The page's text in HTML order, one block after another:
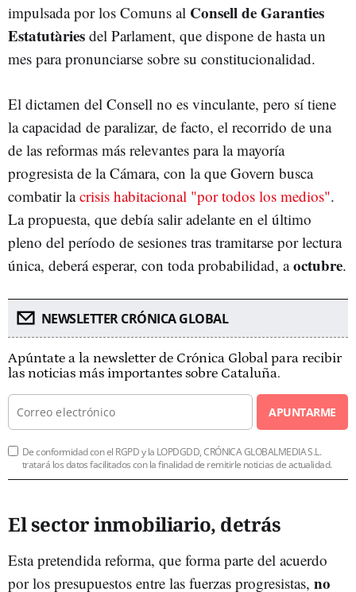
impulsada por los Comuns al Consell de Garanties
Estatutàries del Parlament, que dispone de hasta un
mes para pronunciarse sobre su constitucionalidad.
El dictamen del Consell no es vinculante, pero sí tiene
la capacidad de paralizar, de facto, el recorrido de una
de las reformas más relevantes para la mayoría
progresista de la Cámara, con la que Govern busca
combatir lacrisis habitacional "por todos los medios".
La propuesta, que debía salir adelante en el último
pleno del período de sesiones tras tramitarse por lectura
única, deberá esperar, con toda probabilidad, aoctubre.
NEWSLETTER CRÓNICA GLOBAL
Apúntate a la newsletter de Crónica Global para recibir
las noticias más importantes sobre Cataluña.
APUNTARME
De conformidad con el RGPD y la LOPDGDD, CRÓNICA GLOBALMEDIA S.L.
tratará los datos facilitados con la finalidad de remitirle noticias de actualidad.
El sector inmobiliario, detrás
Esta pretendida reforma, que forma parte del acuerdo
por los presupuestos entre las fuerzas progresistas, no